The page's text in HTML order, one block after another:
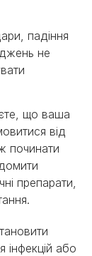
падіння
не
що ваша
від
починати
препарати,
інфекцій або